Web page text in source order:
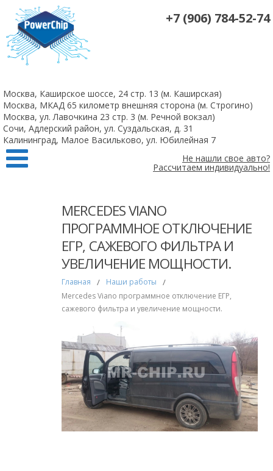
+7 (906) 784-52-74
Заказать
Москва, Каширское шоссе, 24 стр. 13 (м. Каширская)
Москва, МКАД 65 километр внешняя сторона (м. Строгино)
Москва, ул. Лавочкина 23 стр. 3 (м. Речной вокзал)
Сочи, Адлерский район, ул. Суздальская, д. 31
Калининград, Малое Васильково, ул. Юбилейная 7
Не нашли свое авто?
Рассчитаем индивидуально!
MERCEDES VIANO
ПРОГРАММНОЕ ОТКЛЮЧЕНИЕ
ЕГР, САЖЕВОГО ФИЛЬТРА И
УВЕЛИЧЕНИЕ МОЩНОСТИ.
Главная / Наши работы /
Mercedes Viano программное отключение ЕГР,
сажевого фильтра и увеличение мощности.